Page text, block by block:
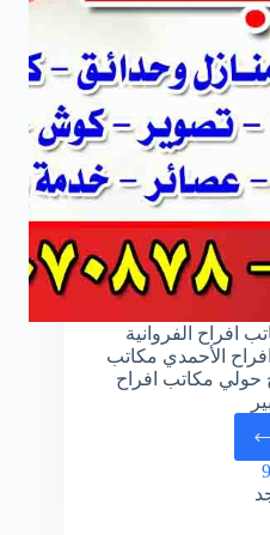
افراح الفروانية
الأحمدي مكاتب
حولي مكاتب افراح